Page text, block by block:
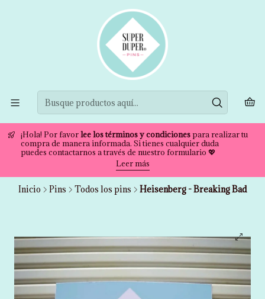
¡Hola! Por favorlee los términos y condicionespara realizar tu
compra de manera informada. Si tienes cualquier duda
puedes contactarnos a través de nuestro formulario 💖
Leer más
Inicio Pins Todos los pins Heisenberg - Breaking Bad